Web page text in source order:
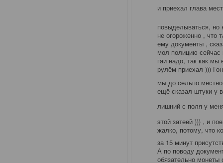
и приехал глава
повыделываться, но
не огороженно , что
ему документы ,
мол полицию
гаи надо, так как мы
рулём приехал )))
мы до сельпо
ещё сказал штуки у
лишний с поля у
этой затеей ))) , и
жалко, потому, что
за 15 минут
А по поводу
обязательно монеты